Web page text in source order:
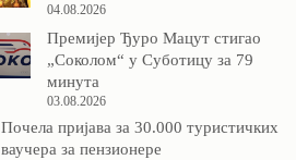
04.08.2026
Премијер Ђуро Мацут стигао
„Соколом“ у Суботицу за 79
минута
03.08.2026
Почела пријава за 30.000 туристичких
ваучера за пензионере